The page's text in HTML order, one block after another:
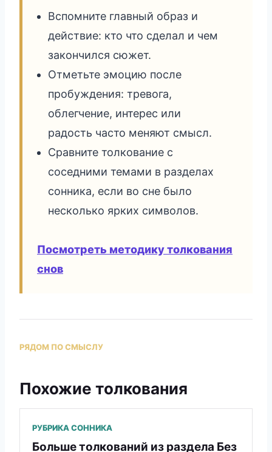
Вспомните главный образ и
действие: кто что сделал и чем
закончился сюжет.
Отметьте эмоцию после
пробуждения: тревога,
облегчение, интерес или
радость часто меняют смысл.
Сравните толкование с
соседними темами в разделах
сонника, если во сне было
несколько ярких символов.
Посмотреть методику толкования
снов
РЯДОМ ПО СМЫСЛУ
Похожие толкования
РУБРИКА СОННИКА
Больше толкований из раздела Без